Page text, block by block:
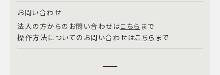
お問い合わせ
法人の方からのお問い合わせはこちら まで
操作方法についてのお問い合わせはこちら まで